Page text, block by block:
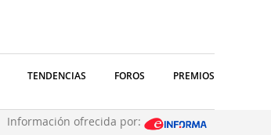
TENDENCIAS FOROS PREMIOS
Información ofrecida por: